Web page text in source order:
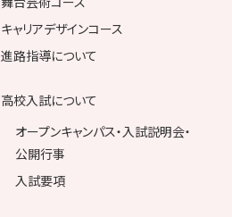
キャリアデザインコース
進路指導について
高校入試について
オープンキャンパス・入試説明会・
公開行事
入試要項